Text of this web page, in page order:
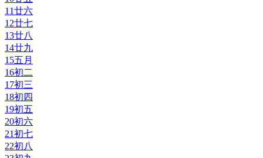
11廿六
12廿七
13廿八
14廿九
15五月
16初二
17初三
18初四
19初五
20初六
21初七
22初八